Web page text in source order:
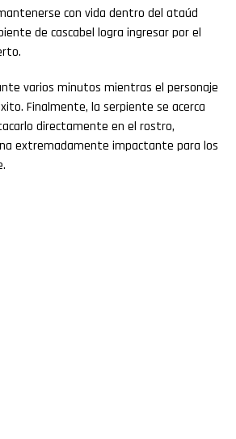
con vida dentro del ataúd
de cascabel logra ingresar por el
varios minutos mientras el personaje
Finalmente, la serpiente se acerca
directamente en el rostro,
extremadamente impactante para los